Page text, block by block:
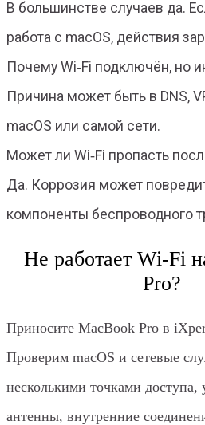
В большинстве случаев да.
работа с macOS, действия
Почему Wi‑Fi подключён, но
Причина может быть в DNS,
macOS или самой сети.
Может ли Wi‑Fi пропасть
Да. Коррозия может
компоненты беспроводного
Не работает Wi‑Fi
Pro?
Приносите MacBook Pro в
Проверим macOS и сетевые
несколькими точками доступа,
антенны, внутренние